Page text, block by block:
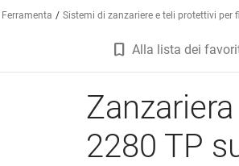
Ferramenta Sistemi di zanzariere e teli protettivi per
Alla lista dei
2280 TP